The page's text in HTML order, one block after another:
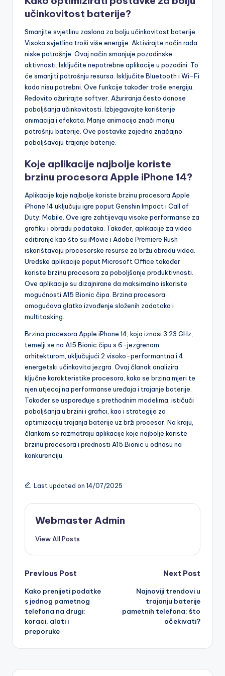
učinkovitost baterije?
Smanjite svjetlinu zaslona za bolju učinkovitost baterije.
Visoka svjetlina troši više energije. Aktivirajte način rada
niske potrošnje. Ovaj način smanjuje pozadinske
aktivnosti. Isključite nepotrebne aplikacije u pozadini. To
će smanjiti potrošnju resursa. Isključite Bluetooth i Wi-Fi
kada nisu potrebni. Ove funkcije također troše energiju.
Redovito ažurirajte softver. Ažuriranja često donose
poboljšanja učinkovitosti. Izbjegavajte korištenje
animacija i efekata. Manje animacija znači manju
potrošnju baterije. Ove postavke zajedno značajno
poboljšavaju trajanje baterije.
Koje aplikacije najbolje koriste
brzinu procesora Apple iPhone 14?
Aplikacije koje najbolje koriste brzinu procesora Apple
iPhone 14 uključuju igre poput Genshin Impact i Call of
Duty: Mobile. Ove igre zahtijevaju visoke performanse za
grafiku i obradu podataka. Također, aplikacije za video
editiranje kao što su iMovie i Adobe Premiere Rush
iskorištavaju procesorske resurse za bržu obradu videa.
Uredske aplikacije poput Microsoft Office također
koriste brzinu procesora za poboljšanje produktivnosti.
Ove aplikacije su dizajnirane da maksimalno iskoriste
mogućnosti A15 Bionic čipa. Brzina procesora
omogućava glatko izvođenje složenih zadataka i
multitasking.
Brzina procesora Apple iPhone 14, koja iznosi 3,23 GHz,
temelji se na A15 Bionic čipu s 6-jezgrenom
arhitekturom, uključujući 2 visoko-performantna i 4
energetski učinkovita jezgra. Ovaj članak analizira
ključne karakteristike procesora, kako se brzina mjeri te
njen utjecaj na performanse uređaja i trajanje baterije.
Također se uspoređuje s prethodnim modelima, ističući
poboljšanja u brzini i grafici, kao i strategije za
optimizaciju trajanja baterije uz brži procesor. Na kraju,
člankom se razmatraju aplikacije koje najbolje koriste
brzinu procesora i prednosti A15 Bionic u odnosu na
konkurenciju.
Last updated on 14/07/2025
Webmaster Admin
View All Posts
Post
navigation
Previous Post
Kako prenijeti podatke
s jednog pametnog
telefona na drugi:
koraci, alati i
preporuke
Next Post
Najnoviji trendovi u
trajanju baterije
pametnih telefona: što
očekivati?